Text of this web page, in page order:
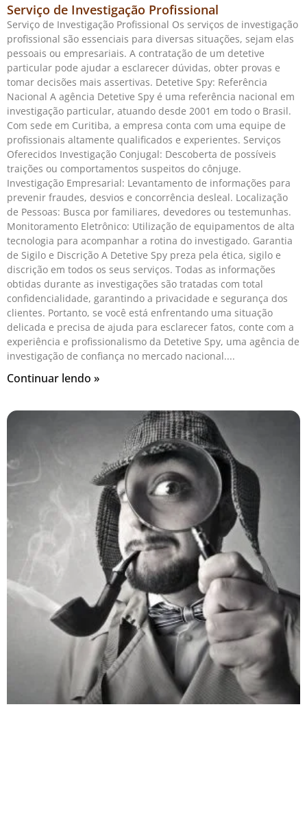
Serviço de Investigação Profissional
Serviço de Investigação Profissional Os serviços de investigação
profissional são essenciais para diversas situações, sejam elas
pessoais ou empresariais. A contratação de um detetive
particular pode ajudar a esclarecer dúvidas, obter provas e
tomar decisões mais assertivas. Detetive Spy: Referência
Nacional A agência Detetive Spy é uma referência nacional em
investigação particular, atuando desde 2001 em todo o Brasil.
Com sede em Curitiba, a empresa conta com uma equipe de
profissionais altamente qualificados e experientes. Serviços
Oferecidos Investigação Conjugal: Descoberta de possíveis
traições ou comportamentos suspeitos do cônjuge.
Investigação Empresarial: Levantamento de informações para
prevenir fraudes, desvios e concorrência desleal. Localização
de Pessoas: Busca por familiares, devedores ou testemunhas.
Monitoramento Eletrônico: Utilização de equipamentos de alta
tecnologia para acompanhar a rotina do investigado. Garantia
de Sigilo e Discrição A Detetive Spy preza pela ética, sigilo e
discrição em todos os seus serviços. Todas as informações
obtidas durante as investigações são tratadas com total
confidencialidade, garantindo a privacidade e segurança dos
clientes. Portanto, se você está enfrentando uma situação
delicada e precisa de ajuda para esclarecer fatos, conte com a
experiência e profissionalismo da Detetive Spy, uma agência de
investigação de confiança no mercado nacional.
Continuar lendo »